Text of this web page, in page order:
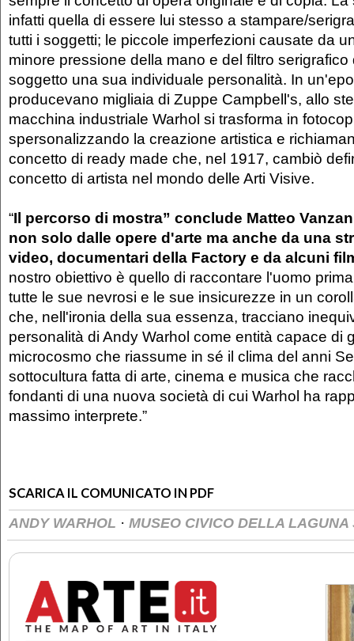
infatti quella di essere lui stesso a stampare/
tutti i soggetti; le piccole imperfezioni causate da
minore pressione della mano e del filtro
soggetto una sua individuale personalità. In
producevano migliaia di Zuppe Campbell's, allo
macchina industriale Warhol si trasforma in
spersonalizzando la creazione artistica e
concetto di ready made che, nel 1917, cambiò
concetto di artista nel mondo delle Arti Visive.
“Il percorso di mostra” conclude Matteo
non solo dalle opere d'arte ma anche da una
video, documentari della Factory e da alcuni
nostro obiettivo è quello di raccontare l'uomo
tutte le sue nevrosi e le sue insicurezze in un
che, nell'ironia della sua essenza, tracciano
personalità di Andy Warhol come entità capace di
microcosmo che riassume in sé il clima del anni
sottocultura fatta di arte, cinema e musica che
fondanti di una nuova società di cui Warhol ha
massimo interprete.”
SCARICA IL COMUNICATO IN PDF
ANDY WARHOL · MUSEO CIVICO DELLA LAGUNA